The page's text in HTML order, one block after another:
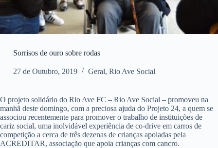
Sorrisos de ouro sobre rodas
27 de Outubro, 2019 Geral, Rio Ave Social
O projeto solidário do Rio Ave FC – Rio Ave Social – promoveu na
manhã deste domingo, com a preciosa ajuda do Projeto 24, a quem se
associou recentemente para promover o trabalho de instituições de
cariz social, uma inolvidável experiência de co-drive em carros de
competição a cerca de três dezenas de crianças apoiadas pela
ACREDITAR, associação que apoia crianças com cancro.